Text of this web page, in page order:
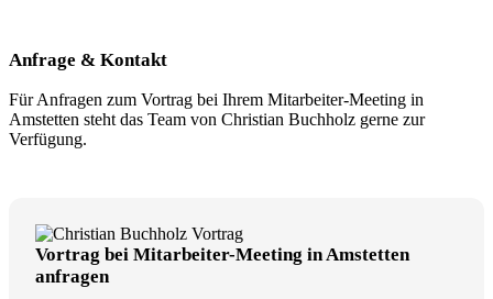
Anfrage & Kontakt
Für Anfragen zum Vortrag bei Ihrem Mitarbeiter-Meeting in
Amstetten steht das Team von Christian Buchholz gerne zur
Verfügung.
Vortrag bei Mitarbeiter-Meeting in Amstetten
anfragen